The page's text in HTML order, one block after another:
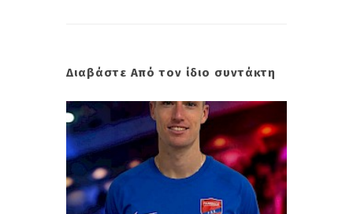
Διαβάστε Από τον ίδιο συντάκτη